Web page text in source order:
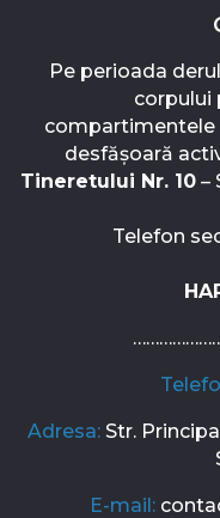
Pe perioada
corpului
compartimentele
desfășoară
Tineretului Nr. 10 –
Telefon
Adresa: Str.
E-mail: